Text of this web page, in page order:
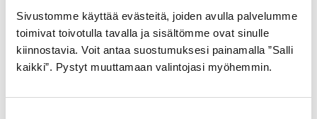
Sivustomme käyttää evästeitä, joiden avulla palvelumme
toimivat toivotulla tavalla ja sisältömme ovat sinulle
kiinnostavia. Voit antaa suostumuksesi painamalla ”Salli
kaikki”. Pystyt muuttamaan valintojasi myöhemmin.